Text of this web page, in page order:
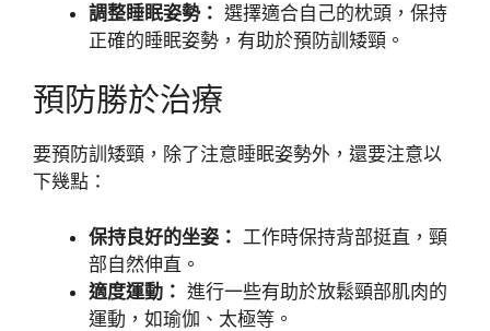
調整睡眠姿勢： 選擇適合自己的枕頭，保持
正確的睡眠姿勢，有助於預防訓矮頸。
預防勝於治療
要預防訓矮頸，除了注意睡眠姿勢外，還要注意以
下幾點：
保持良好的坐姿： 工作時保持背部挺直，頸
部自然伸直。
適度運動： 進行一些有助於放鬆頸部肌肉的
運動，如瑜伽、太極等。